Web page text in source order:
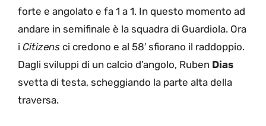
forte e angolato e fa 1 a 1. In questo momento ad
andare in semifinale è la squadra di Guardiola. Ora
i Citizens ci credono e al 58′ sfiorano il raddoppio.
Dagli sviluppi di un calcio d’angolo, Ruben Dias
svetta di testa, scheggiando la parte alta della
traversa.